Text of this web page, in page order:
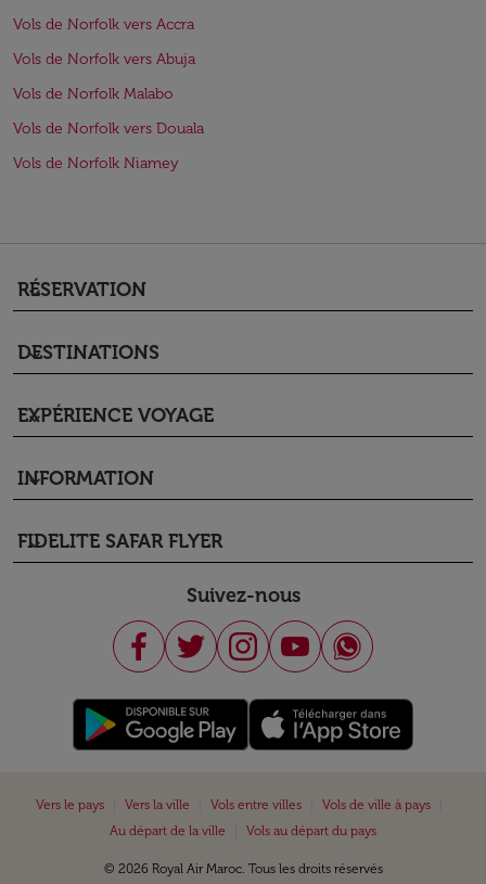
Vols de Norfolk vers Accra
Vols de Norfolk vers Abuja
Vols de Norfolk Malabo
Vols de Norfolk vers Douala
Vols de Norfolk Niamey
RÉSERVATION
keyboard_arrow_down
DESTINATIONS
keyboard_arrow_down
EXPÉRIENCE VOYAGE
keyboard_arrow_down
INFORMATION
keyboard_arrow_down
FIDELITE SAFAR FLYER
keyboard_arrow_down
Suivez-nous
Vers le pays Vers la ville Vols entre villes Vols de ville à pays
Au départ de la ville
Vols au départ du pays
© 2026 Royal Air Maroc. Tous les droits réservés